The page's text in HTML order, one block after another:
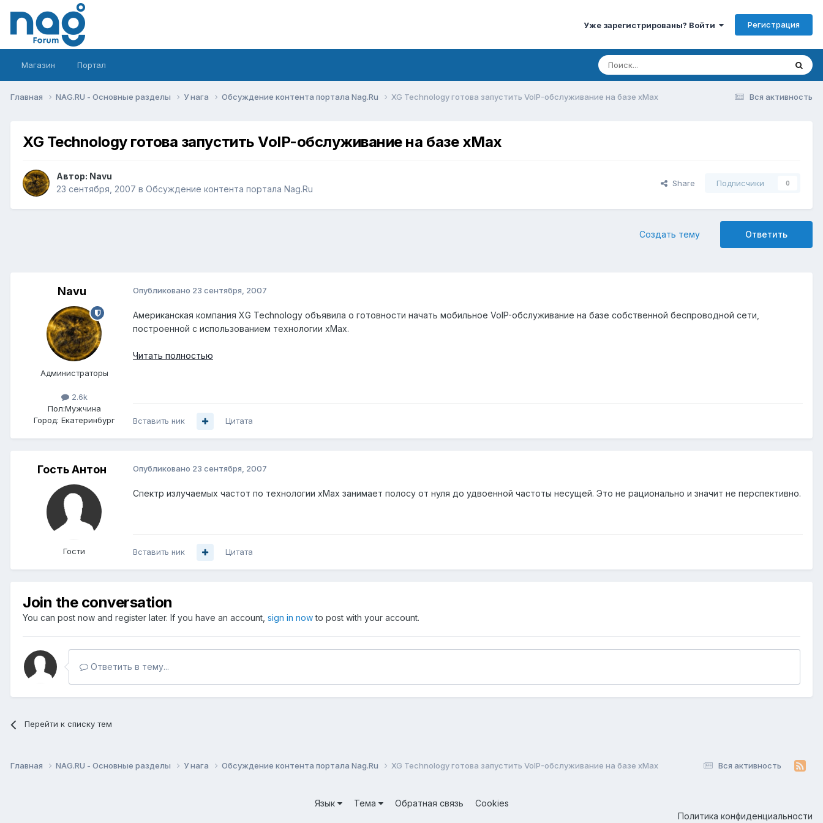
Уже зарегистрированы? Войти Регистрация
Магазин Портал
Вся активность
Главная NAG.RU - Основные разделы У нага Обсуждение контента портала Nag.Ru XG Technology готова запустить VoIP-обслуживание на базе xMax
XG Technology готова запустить VoIP-обслуживание на базе xMax
Автор: Navu
23 сентября, 2007 в Обсуждение контента портала Nag.Ru
Share Подписчики 0
Ответить
Создать тему
Navu
Администраторы
2.6k
Пол:Мужчина
Город: Екатеринбург
Опубликовано 23 сентября, 2007
Американская компания XG Technology объявила о готовности начать мобильное VoIP-обслуживание на базе собственной беспроводной сети,
построенной с использованием технологии xMax.
Читать полностью
Вставить ник Цитата
Гость Антон
Гости
Опубликовано 23 сентября, 2007
Спектр излучаемых частот по технологии xMax занимает полосу от нуля до удвоенной частоты несущей. Это не рационально и значит не перспективно.
Вставить ник Цитата
Join the conversation
You can post now and register later. If you have an account, sign in nowto post with your account.
Ответить в тему...
Перейти к списку тем
Вся активность
Главная NAG.RU - Основные разделы У нага Обсуждение контента портала Nag.Ru XG Technology готова запустить VoIP-обслуживание на базе xMax
Язык Тема Обратная связь
Cookies
Политика конфиденциальности